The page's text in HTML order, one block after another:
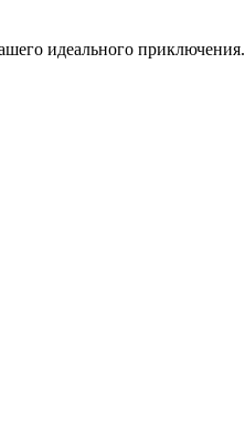
идеального приключения.